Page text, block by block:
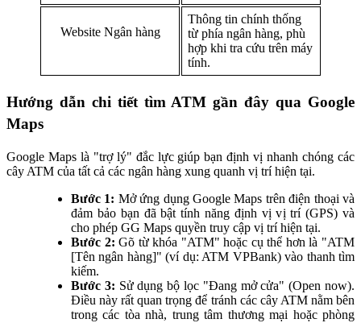
Website Ngân hàng
Thông tin chính thống
từ phía ngân hàng, phù
hợp khi tra cứu trên máy
tính.
Hướng dẫn chi tiết tìm ATM gần đây qua Google
Maps
Google Maps là "trợ lý" đắc lực giúp bạn định vị nhanh chóng các
cây ATM của tất cả các ngân hàng xung quanh vị trí hiện tại.
Bước 1: Mở ứng dụng Google Maps trên điện thoại và
đảm bảo bạn đã bật tính năng định vị vị trí (GPS) và
cho phép GG Maps quyền truy cập vị trí hiện tại.
Bước 2:Gõ từ khóa "ATM" hoặc cụ thể hơn là "ATM
[Tên ngân hàng]" (ví dụ: ATM VPBank) vào thanh tìm
kiếm.
Bước 3: Sử dụng bộ lọc "Đang mở cửa" (Open now).
Điều này rất quan trọng để tránh các cây ATM nằm bên
trong các tòa nhà, trung tâm thương mại hoặc phòng